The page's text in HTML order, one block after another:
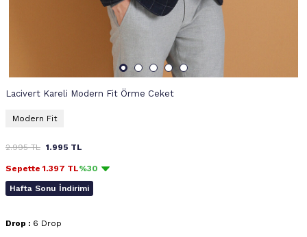
Lacivert Kareli Modern Fit Örme Ceket
Modern Fit
2.995TL 1.995 TL
Sepette 1.397 TL%30
Hafta Sonu İndirimi
Drop : 6 Drop